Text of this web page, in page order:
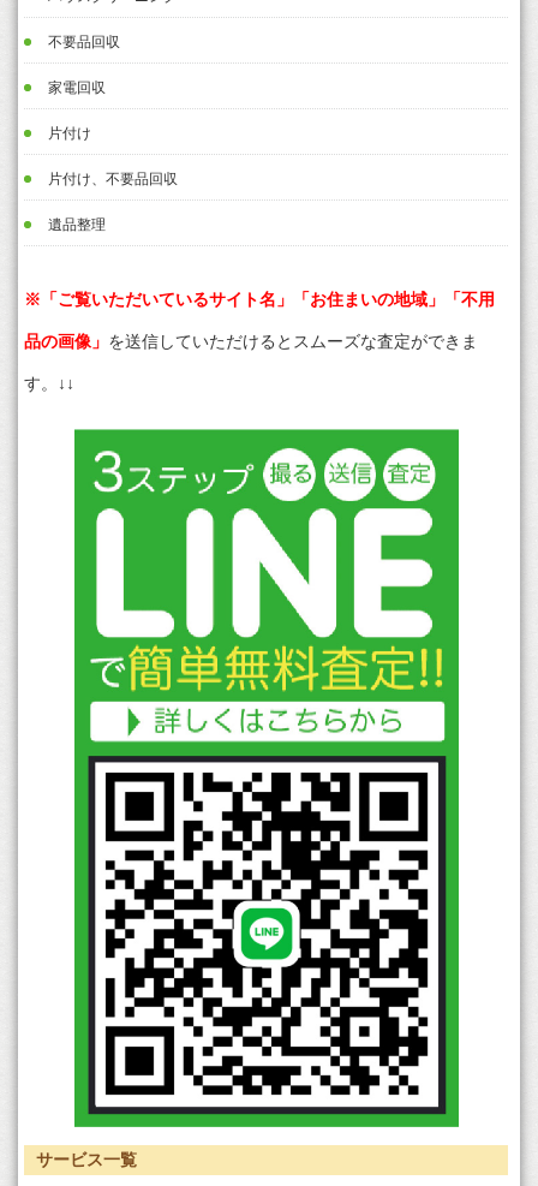
不要品回収
家電回収
片付け
片付け、不要品回収
遺品整理
※「ご覧いただいているサイト名」「お住まいの地域」「不用
品の画像」 を送信していただけるとスムーズな査定ができま
す。↓↓
サービス一覧